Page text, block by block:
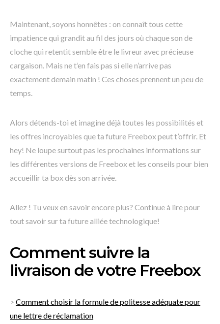
Maintenant, soyons honnêtes : on connaît tous cette
impatience qui grandit au fil des jours où chaque son de
cloche qui retentit semble être le livreur avec précieuse
cargaison. Mais ne t’en fais pas si elle n’arrive pas
exactement demain matin ! Ces choses prennent un peu de
temps.
Alors détends-toi et imagine déjà toutes les possibilités et
les offres incroyables que ta future Freebox peut t’offrir. Et
hey! Ne loupe surtout pas les prochaines informations sur
les différentes versions de Freebox et les conseils pour bien
accueillir ta box dès son arrivée.
Allez ! Tu veux en savoir encore plus? Continue à lire pour
tout savoir sur ta future alliée technologique!
Comment suivre la
livraison de votre Freebox
> Comment choisir la formule de politesse adéquate pour
une lettre de réclamation